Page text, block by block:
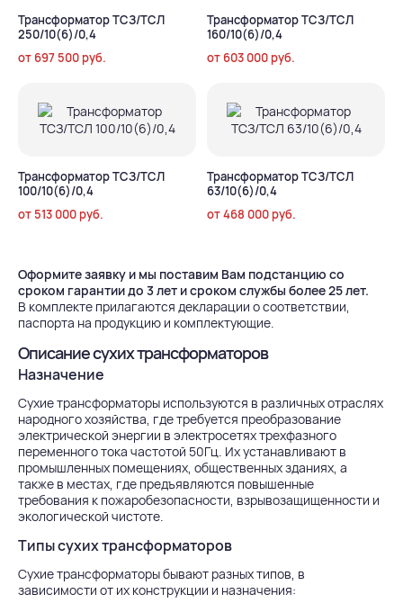
Трансформатор ТСЗ/ТСЛ
250/10(6)/0,4
от 697 500 руб.
Трансформатор ТСЗ/ТСЛ
160/10(6)/0,4
от 603 000 руб.
Трансформатор ТСЗ/ТСЛ
100/10(6)/0,4
от513 000 руб.
Трансформатор ТСЗ/ТСЛ
63/10(6)/0,4
от468 000 руб.
Оформите заявку и мы поставим Вам подстанцию со
сроком гарантии до 3 лет и сроком службы более 25 лет.
В комплекте прилагаются декларации о соответствии,
паспорта на продукцию и комплектующие.
Описание сухих трансформаторов
Назначение
Сухие трансформаторы используются в различных отраслях
народного хозяйства, где требуется преобразование
электрической энергии в электросетях трехфазного
переменного тока частотой 50Гц. Их устанавливают в
промышленных помещениях, общественных зданиях, а
также в местах, где предъявляются повышенные
требования к пожаробезопасности, взрывозащищенности и
экологической чистоте.
Типы сухих трансформаторов
Сухие трансформаторы бывают разных типов, в
зависимости от их конструкции и назначения: